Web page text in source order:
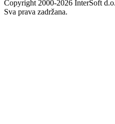
Copyright 2000-2026 InterSoft
Sva prava zadržana.